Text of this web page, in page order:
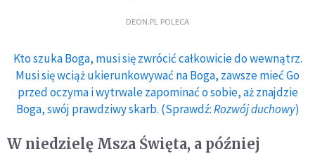
DEON.PL POLECA
Kto szuka Boga, musi się zwrócić całkowicie do wewnątrz.
Musi się wciąż ukierunkowywać na Boga, zawsze mieć Go
przed oczyma i wytrwale zapominać o sobie, aż znajdzie
Boga, swój prawdziwy skarb. (Sprawdź:Rozwój duchowy)
W niedzielę Msza Święta, a później